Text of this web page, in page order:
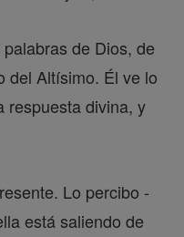
de Dios, de
del Altísimo. Él ve lo
respuesta divina, y
Lo percibo -
está saliendo de